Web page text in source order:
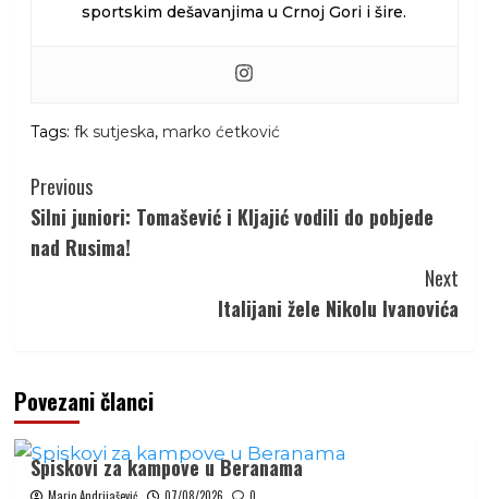
sportskim dešavanjima u Crnoj Gori i šire.
Tags: fk sutjeska, marko ćetković
Continue
Reading
Previous
Silni juniori: Tomašević i Kljajić vodili do pobjede
nad Rusima!
Next
Italijani žele Nikolu Ivanovića
Povezani članci
Spiskovi za kampove u Beranama
Mario Andrijašević 07/08/2026 0